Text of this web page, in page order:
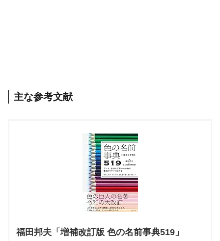
主な参考文献
福田邦夫「増補改訂版 色の名前事典519」